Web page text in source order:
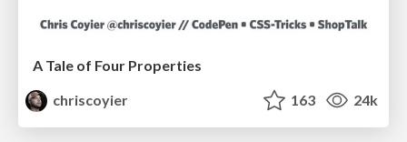
A Tale of Four Properties
chriscoyier
163 24k